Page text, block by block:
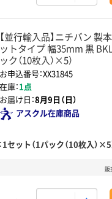
【並行輸入品】ニチバン 製
ットタイプ 幅35mm 黒
ック（10枚入）×5）
お申込番号：XX31845
在庫：1点
お届け日：8月9日（日）
アスクル在庫商品
1セット（1パック（10枚入）×5
販